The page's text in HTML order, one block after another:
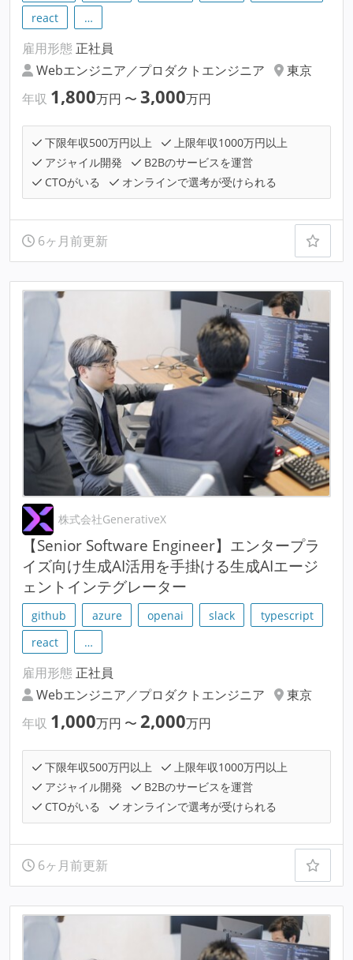
react
…
雇用形態 正社員
Webエンジニア／プロダクトエンジニア
東京
年収 1,800万円 〜 3,000万円
下限年収500万円以上
上限年収1000万円以上
アジャイル開発
B2Bのサービスを運営
CTOがいる
オンラインで選考が受けられる
6ヶ月前更新
株式会社GenerativeX
【Senior Software Engineer】エンタープラ
イズ向け生成AI活用を手掛ける生成AIエージ
ェントインテグレーター
github azure openai slack
typescript
react
…
雇用形態 正社員
Webエンジニア／プロダクトエンジニア
東京
年収 1,000万円 〜 2,000万円
下限年収500万円以上
上限年収1000万円以上
アジャイル開発
B2Bのサービスを運営
CTOがいる
オンラインで選考が受けられる
6ヶ月前更新